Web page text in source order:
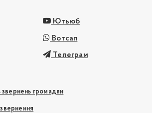
Ютьюб
Вотсап
Телеграм
звернень громадян